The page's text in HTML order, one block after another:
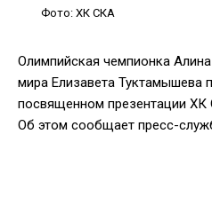
Фото: ХК СКА
Олимпийская чемпионка
мира Елизавета Туктамышева
посвященном презентации
Об этом сообщает пресс-